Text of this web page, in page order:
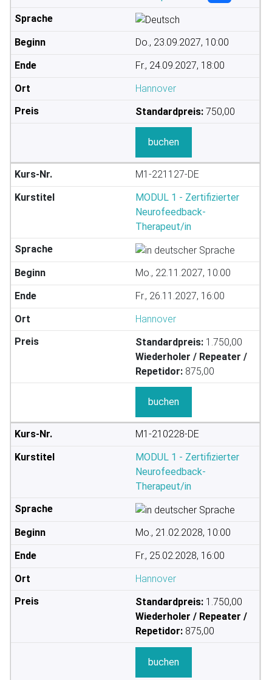
Do., 23.09.2027, 10:00
Fr., 24.09.2027, 18:00
Hannover
Standardpreis: 750,00
buchen
M1-221127-DE
MODUL 1 - Zertifizierter
Neurofeedback-
Therapeut/in
Mo., 22.11.2027, 10:00
Fr., 26.11.2027, 16:00
Hannover
Standardpreis: 1.750,00
Wiederholer / Repeater /
Repetidor: 875,00
buchen
M1-210228-DE
MODUL 1 - Zertifizierter
Neurofeedback-
Therapeut/in
Mo., 21.02.2028, 10:00
Fr., 25.02.2028, 16:00
Hannover
Standardpreis: 1.750,00
Wiederholer / Repeater /
Repetidor: 875,00
buchen